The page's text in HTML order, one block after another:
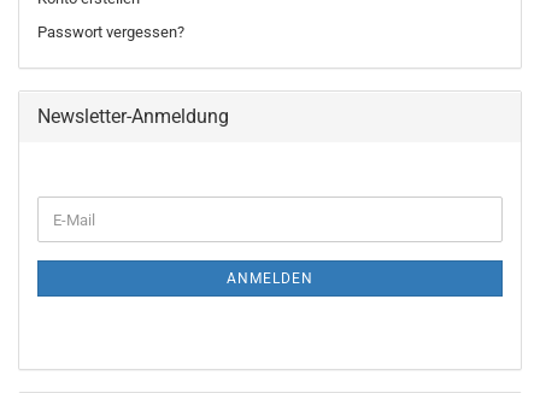
Passwort vergessen?
Newsletter-Anmeldung
ZUR
E-
Mail
ANMELDEN